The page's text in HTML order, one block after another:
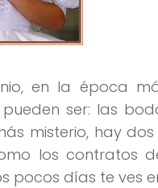
en la época
ser: las
misterio, hay
los contratos de
pocos días te ves